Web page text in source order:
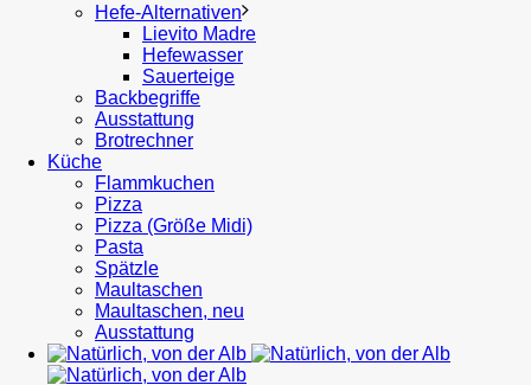
Hefe-Alternativen
Lievito Madre
Hefewasser
Sauerteige
Backbegriffe
Ausstattung
Brotrechner
Küche
Flammkuchen
Pizza
Pizza (Größe Midi)
Pasta
Spätzle
Maultaschen
Maultaschen, neu
Ausstattung